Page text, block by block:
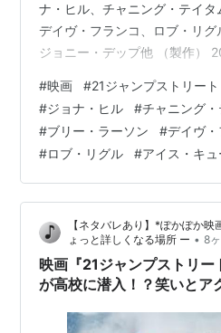
ナ・ヒル、チャニング・テイタ
デイヴ・フランコ、ロブ・リグ
ジョニー・デップ他 （製作）
Filmarks） 高校時代は敵役だっ
だが、新人警官としてコンビを
罪を撲滅するため、高校で潜入
課“21ジャンプストリート”に配
はびこる凶悪犯罪の実態を知
#映画 #21ジャンプストリート
#ジョナ・ヒル #チャニング・
#ブリー・ラーソン #デイヴ・
#ロブ・リグル #アイス・キ
【ネタバレあり】*ぽかぽか
ょっと詳しくなる場所 ー • 8
映画『21ジャンプストリ
が高校に潜入！？笑いとア